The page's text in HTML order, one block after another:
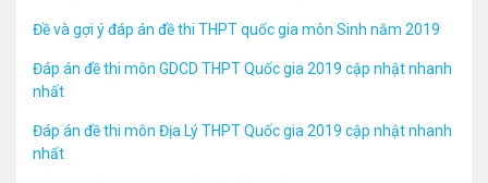
Đề và gợi ý đáp án đề thi THPT quốc gia môn Sinh năm 2019
Đáp án đề thi môn GDCD THPT Quốc gia 2019 cập nhật nhanh
nhất
Đáp án đề thi môn Địa Lý THPT Quốc gia 2019 cập nhật nhanh
nhất